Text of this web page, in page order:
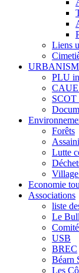
Liens
PLU
SCOT
Forêts
Lutte
Economie
Associations
liste
Le
USB
BREC
Béarn
Les